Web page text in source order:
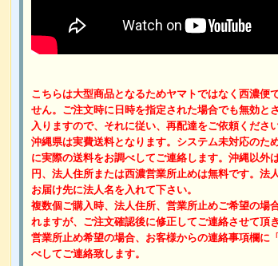
こちらは大型商品となるためヤマトではなく西濃便
せん。ご注文時に日時を指定された場合でも無効
入りますので、それに従い、再配達をご依頼ください
沖縄県は実費送料となります。システム未対応の
に実際の送料をお調べしてご連絡します。沖縄以
円、法人住所または西濃営業所止めは無料です。
お届け先に法人名を入れて下さい。
複数個ご購入時、法人住所、営業所止めご希望の場
れますが、ご注文確認後に修正してご連絡させて頂き
営業所止め希望の場合、お客様からの連絡事項欄に
べしてご連絡致します。